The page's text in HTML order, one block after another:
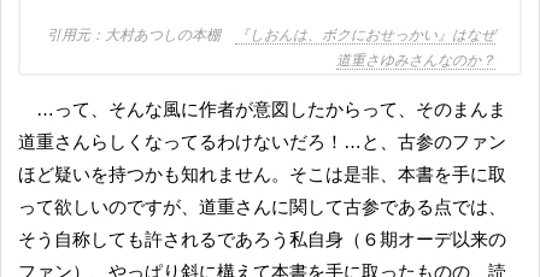
大村あつしの本棚
『しおんは、ボクにおせっかい』はなぜ
道重さゆみさんなのか？
…って、そんな風に作者が意図したからって、そのまんま
道重さんらしくなってるわけないだろ！…と、古参のファン
ほど疑いを持つかも知れません。そこは是非、本書を手に取
って欲しいのですが、道重さんに関して古参である点では、
そう自称しても許されるであろう私自身（６期オーデ以来の
ファン）、やっぱり斜に構えて本書を手に取ったものの、読